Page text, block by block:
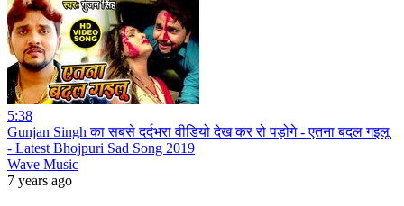
5:38
Gunjan Singh का सबसे दर्दभरा वीडियो देख कर रो पड़ोगे - एतना बदल गइलू
- Latest Bhojpuri Sad Song 2019
Wave Music
7 years ago